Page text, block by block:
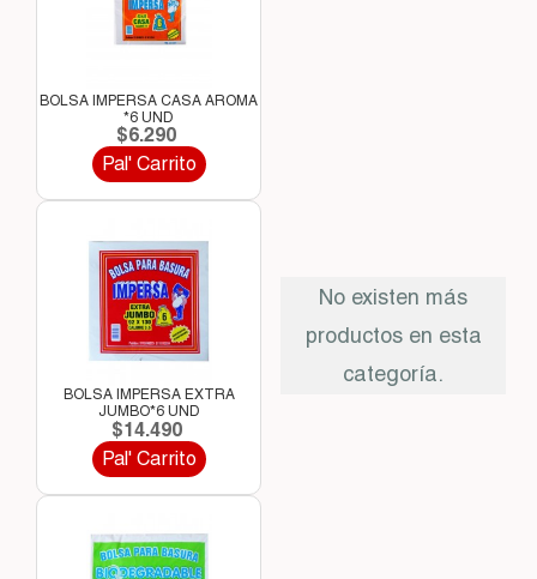
BOLSA IMPERSA CASA AROMA
*6 UND
$6.290
Pal' Carrito
BOLSA IMPERSA EXTRA
JUMBO*6 UND
$14.490
Pal' Carrito
No existen más
productos en esta
categoría.